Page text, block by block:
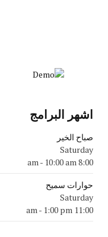
اشهر البرامج
صباح الخير
Saturday
8:00 am
- 10:00 am
حوارات سميح
Saturday
11:00 am
- 1:00 pm